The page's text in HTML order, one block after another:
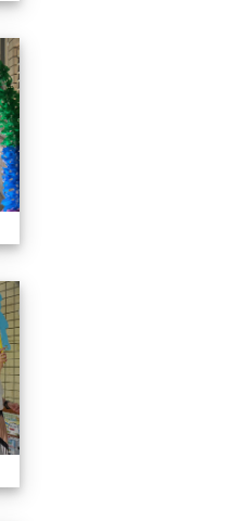
0829新生迎新
0829新生迎新